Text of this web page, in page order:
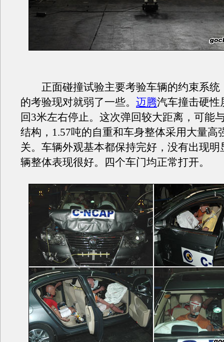
正面碰撞试验主要考验车辆的约束系统
的考验现对就弱了一些。 迈腾汽车撞击硬性
回3米左右停止。这次弹回较大距离，可能
结构，1.57吨的自重和车身整体采用大量高
关。车辆外观基本都保持完好，没有出现明
辆整体表现很好。四个车门均正常打开。